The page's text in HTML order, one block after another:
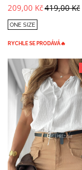
209,00 Kč419,00 Kč
ONE SIZE
RYCHLE SE PRODÁVÁ🔥